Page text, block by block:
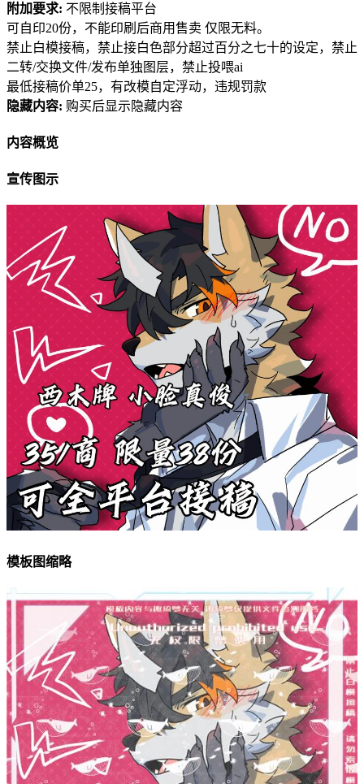
附加要求: 不限制接稿平台
可自印20份，不能印刷后商用售卖 仅限无料。
禁止白模接稿，禁止接白色部分超过百分之七十的设定，禁止
二转/交换文件/发布单独图层，禁止投喂ai
最低接稿价单25，有改模自定浮动，违规罚款
隐藏内容: 购买后显示隐藏内容
内容概览
宣传图示
模板图缩略